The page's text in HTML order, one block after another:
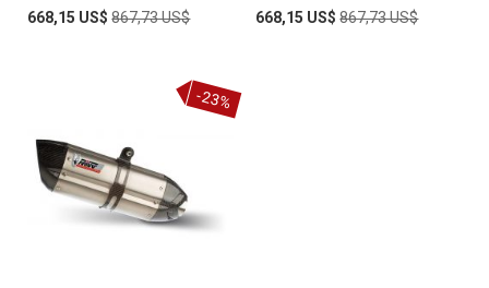
Special
668,15 US$ Regular
867,73 US$
Special
668,15 US$ Regular
867,73 US$
-23%